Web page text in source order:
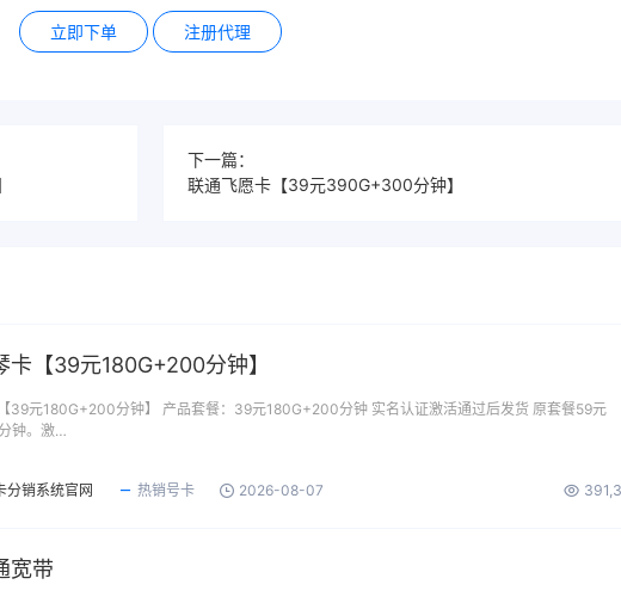
立即下单 注册代理
下一篇：
联通飞愿卡【39元390G+300分钟】
卡【39元180G+200分钟】
39元180G+200分钟】 产品套餐：39元180G+200分钟 实名认证激活通过后发货 原套餐59元
钟。激…
分销系统官网 热销号卡 2026-08-07
宽带